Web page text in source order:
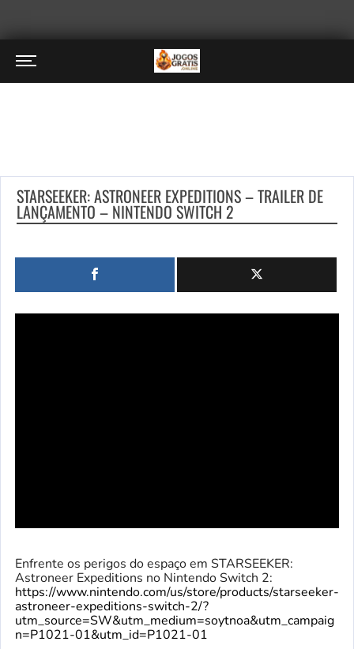
STARSEEKER: ASTRONEER EXPEDITIONS – TRAILER DE
LANÇAMENTO – NINTENDO SWITCH 2
Enfrente os perigos do espaço em STARSEEKER:
Astroneer Expeditions no Nintendo Switch 2:
https://www.nintendo.com/us/store/products/starseeker-
astroneer-expeditions-switch-2/?
utm_source=SW&utm_medium=soytnoa&utm_campaig
n=P1021-01&utm_id=P1021-01